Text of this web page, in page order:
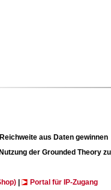
aus Daten gewinnen
der Grounded Theory
Portal für IP-Zugang